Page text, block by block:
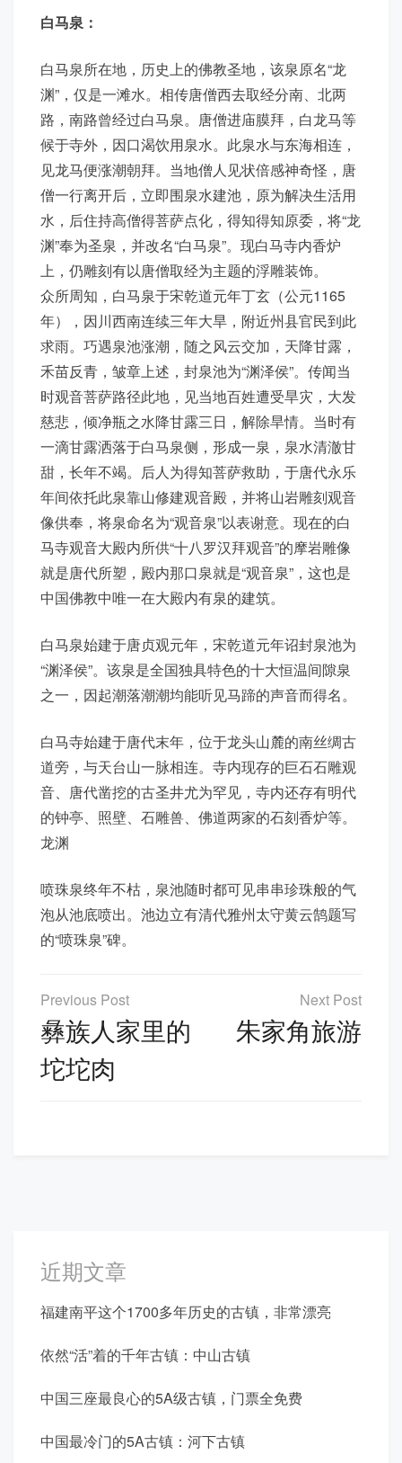
白马泉：
白马泉所在地，历史上的佛教圣地，该泉原名“龙
渊”，仅是一滩水。相传唐僧西去取经分南、北两
路，南路曾经过白马泉。唐僧进庙膜拜，白龙马等
候于寺外，因口渴饮用泉水。此泉水与东海相连，
见龙马便涨潮朝拜。当地僧人见状倍感神奇怪，唐
僧一行离开后，立即围泉水建池，原为解决生活用
水，后住持高僧得菩萨点化，得知得知原委，将“龙
渊”奉为圣泉，并改名“白马泉”。现白马寺内香炉
上，仍雕刻有以唐僧取经为主题的浮雕装饰。
众所周知，白马泉于宋乾道元年丁玄（公元1165
年），因川西南连续三年大旱，附近州县官民到此
求雨。巧遇泉池涨潮，随之风云交加，天降甘露，
禾苗反青，皱章上述，封泉池为“渊泽侯”。传闻当
时观音菩萨路径此地，见当地百姓遭受旱灾，大发
慈悲，倾净瓶之水降甘露三日，解除旱情。当时有
一滴甘露洒落于白马泉侧，形成一泉，泉水清澈甘
甜，长年不竭。后人为得知菩萨救助，于唐代永乐
年间依托此泉靠山修建观音殿，并将山岩雕刻观音
像供奉，将泉命名为“观音泉”以表谢意。现在的白
马寺观音大殿内所供“十八罗汉拜观音”的摩岩雕像
就是唐代所塑，殿内那口泉就是“观音泉”，这也是
中国佛教中唯一在大殿内有泉的建筑。
白马泉始建于唐贞观元年，宋乾道元年诏封泉池为
“渊泽侯”。该泉是全国独具特色的十大恒温间隙泉
之一，因起潮落潮潮均能听见马蹄的声音而得名。
白马寺始建于唐代末年，位于龙头山麓的南丝绸古
道旁，与天台山一脉相连。寺内现存的巨石石雕观
音、唐代凿挖的古圣井尤为罕见，寺内还存有明代
的钟亭、照壁、石雕兽、佛道两家的石刻香炉等。
龙渊
喷珠泉终年不枯，泉池随时都可见串串珍珠般的气
泡从池底喷出。池边立有清代雅州太守黄云鹄题写
的“喷珠泉”碑。
文
章
导
航
彝族人家里的
坨坨肉
朱家角旅游
近期文章
福建南平这个1700多年历史的古镇，非常漂亮
依然“活”着的千年古镇：中山古镇
中国三座最良心的5A级古镇，门票全免费
中国最冷门的5A古镇：河下古镇